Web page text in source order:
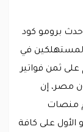
عليه أحدث برومو كود
من المستهلكين في
ثمن فواتير
مصر، إن
منصات
الأول على كافة